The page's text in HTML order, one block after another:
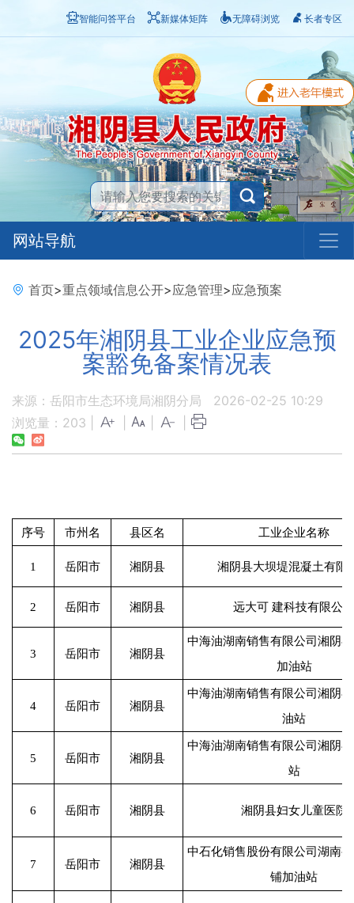
智能问答平台 新媒体矩阵 无障碍浏览 长者专区
网站导航
首页>重点领域信息公开>应急管理>应急预案
2025年湘阴县工业企业应急预
案豁免备案情况表
来源：岳阳市生态环境局湘阴分局
2026-02-25 10:29
浏览量： 203
序号 市州名 县区名 工业企业名称
1 岳阳市 湘阴县 湘阴县大坝堤混凝土有限
2 岳阳市 湘阴县 远大可 建科技有限公司
3 岳阳市 湘阴县
中海油湖南销售有限公司湘阴
加油站
4 岳阳市 湘阴县
中海油湖南销售有限公司湘阴
油站
5 岳阳市 湘阴县
中海油湖南销售有限公司湘阴
站
6 岳阳市 湘阴县 湘阴县妇女儿童医院
7 岳阳市 湘阴县
中石化销售股份有限公司湖南
铺加油站